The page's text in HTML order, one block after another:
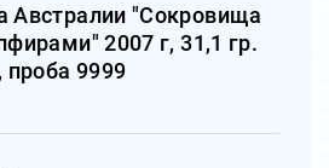
Австралии "Сокровища
2007 г, 31,1 гр.
проба 9999